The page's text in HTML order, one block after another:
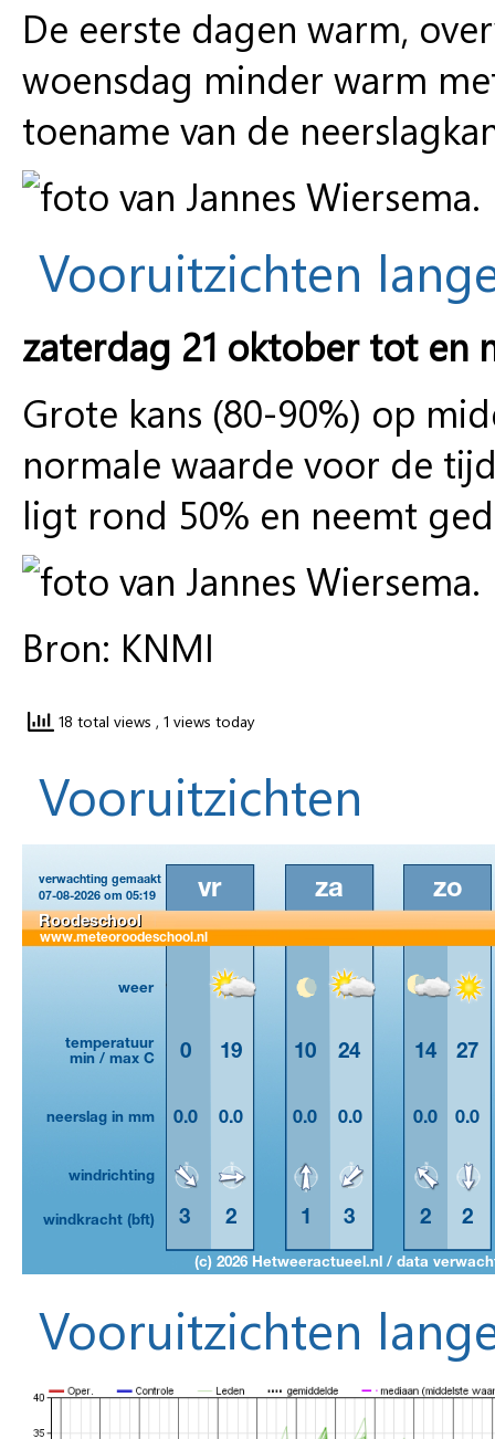
De eerste dagen warm,
woensdag minder warm
toename van de
Vooruitzichten
zaterdag 21 oktober tot en
Grote kans (80-90%) op
normale waarde voor de
ligt rond 50% en neemt
Bron: KNMI
18 total views , 1 views today
Vooruitzichten
Vooruitzichten